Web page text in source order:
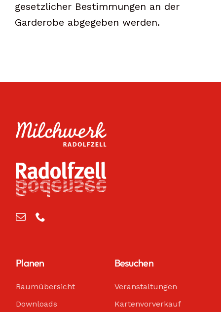
gesetzlicher Bestimmungen an der
Garderobe abgegeben werden.
Planen
Raumübersicht
Downloads
Besuchen
Veranstaltungen
Kartenvorverkauf